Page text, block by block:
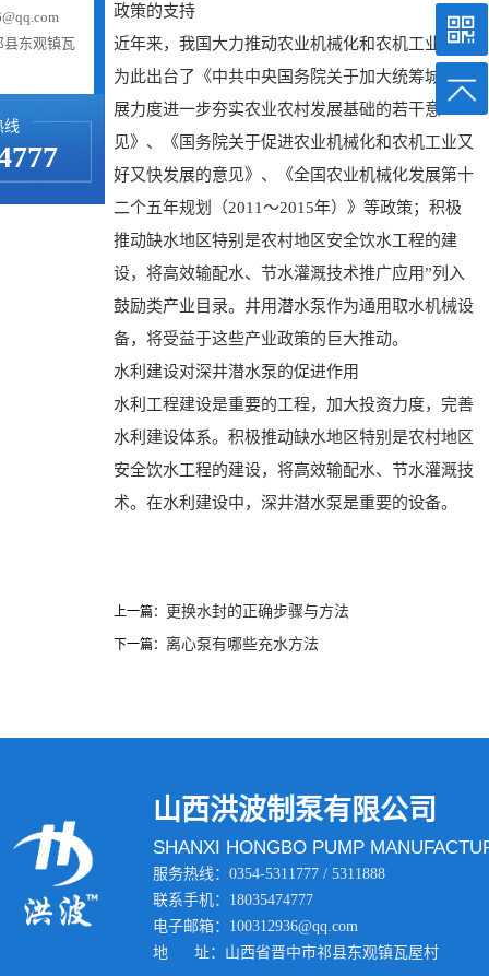
东观镇瓦
线
政策的支持
近年来，我国大力推动农业机械化和农机工业化，
为此出台了《中共中央国务院关于加大统筹城乡发
展力度进一步夯实农业农村发展基础的若干意
见》、《国务院关于促进农业机械化和农机工业又
好又快发展的意见》、《全国农业机械化发展第十
二个五年规划（2011～2015年）》等政策；积极
推动缺水地区特别是农村地区安全饮水工程的建
设，将高效输配水、节水灌溉技术推广应用”列入
鼓励类产业目录。井用潜水泵作为通用取水机械设
备，将受益于这些产业政策的巨大推动。
水利建设对深井潜水泵的促进作用
水利工程建设是重要的工程，加大投资力度，完善
水利建设体系。积极推动缺水地区特别是农村地区
安全饮水工程的建设，将高效输配水、节水灌溉技
术。在水利建设中，深井潜水泵是重要的设备。
上一篇： 更换水封的正确步骤与方法
下一篇： 离心泵有哪些充水方法
山西洪波制泵有限公司
SHANXI HONGBO PUMP
服务热线：0354-5311777 / 5311888
联系手机：18035474777
电子邮箱：100312936@qq.com
地 址：山西省晋中市祁县东观镇瓦屋村